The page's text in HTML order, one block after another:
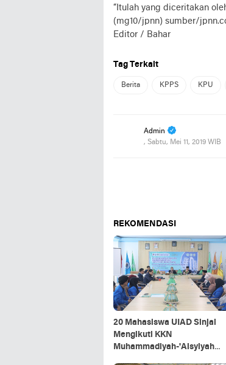
“Itulah yang diceritakan
(mg10/jpnn) sumber/
Editor / Bahar
Tag Terkait
Berita KPPS KPU
Admin
, Sabtu, Mei 11, 2019 WIB
REKOMENDASI
20 Mahasiswa UIAD Sinjai
Mengikuti KKN
Muhammadiyah-'Aisyiyah